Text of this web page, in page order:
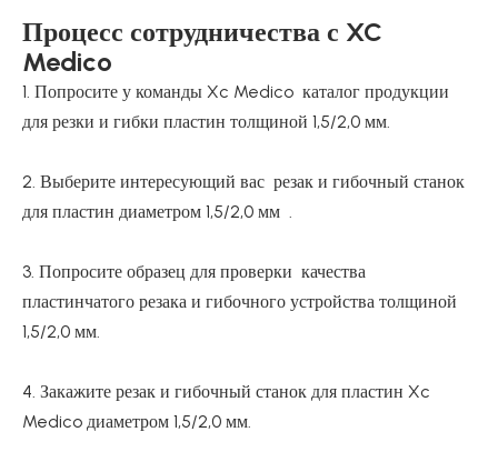
Процесс сотрудничества с XC
Medico
1. Попросите у команды Xc Medico каталог продукции
для резки и гибки пластин толщиной 1,5/2,0 мм.
2. Выберите интересующий вас резак и гибочный станок
для пластин диаметром 1,5/2,0 мм .
3. Попросите образец для проверки качества
пластинчатого резака и гибочного устройства толщиной
1,5/2,0 мм.
4. Закажите резак и гибочный станок для пластин Xc
Medico диаметром 1,5/2,0 мм.